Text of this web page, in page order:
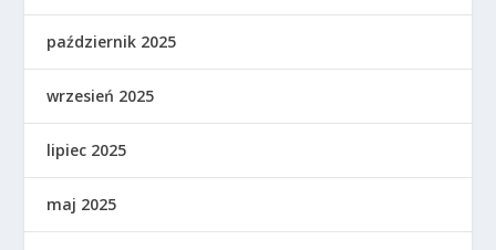
październik 2025
wrzesień 2025
lipiec 2025
maj 2025